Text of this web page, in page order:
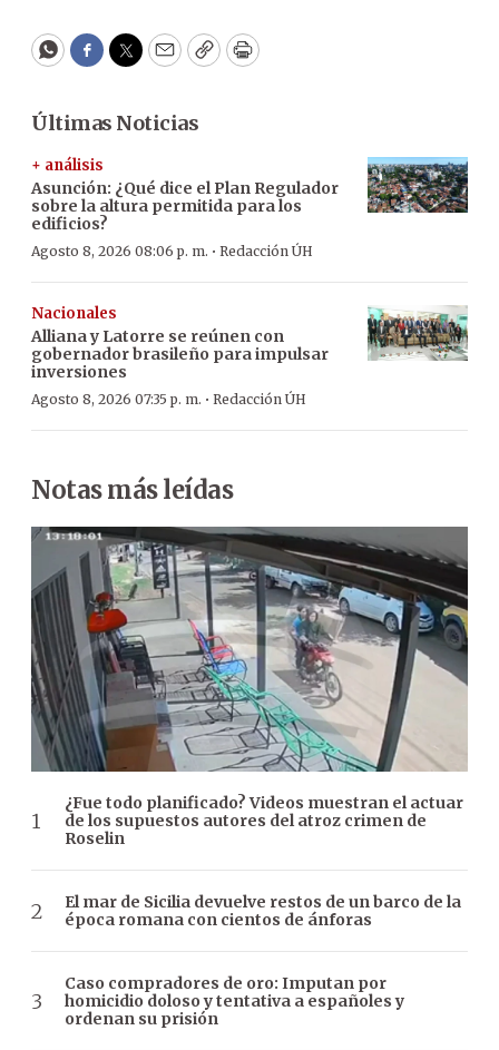
WhatsApp
Facebook
Twitter
EmailCopyPrint
Últimas Noticias
+ análisis
Asunción: ¿Qué dice el Plan Regulador
sobre la altura permitida para los
edificios?
Agosto 8, 2026 08:06 p. m. · Redacción ÚH
Nacionales
Alliana y Latorre se reúnen con
gobernador brasileño para impulsar
inversiones
Agosto 8, 2026 07:35 p. m. · Redacción ÚH
Notas más leídas
¿Fue todo planificado? Videos muestran el actuar
de los supuestos autores del atroz crimen de
Roselin
El mar de Sicilia devuelve restos de un barco de la
época romana con cientos de ánforas
Caso compradores de oro: Imputan por
homicidio doloso y tentativa a españoles y
ordenan su prisión